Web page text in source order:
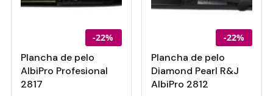
-22%
Plancha de pelo
AlbiPro Profesional
2817
-22%
Plancha de pelo
Diamond Pearl R&J
AlbiPro 2812